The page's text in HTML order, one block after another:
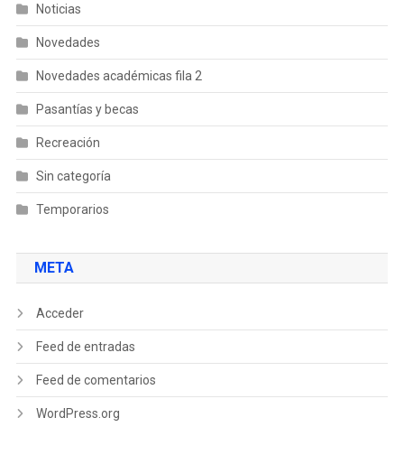
Noticias
Novedades
Novedades académicas fila 2
Pasantías y becas
Recreación
Sin categoría
Temporarios
META
Acceder
Feed de entradas
Feed de comentarios
WordPress.org